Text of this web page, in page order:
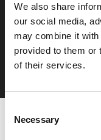
We also share
our social media,
may combine it with
provided to them or
of their services.
Selection
Necessary